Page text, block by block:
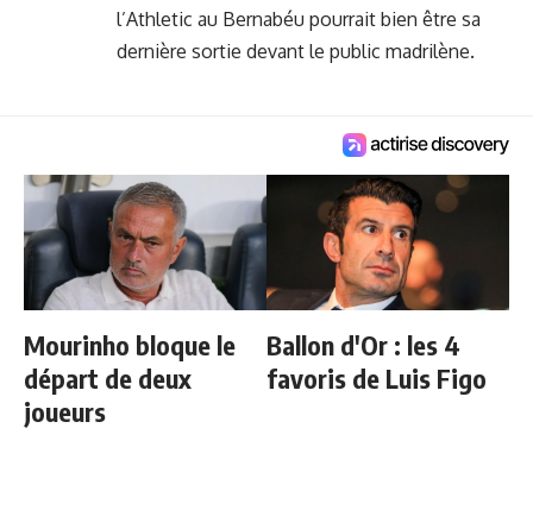
l’Athletic au Bernabéu pourrait bien être sa
dernière sortie devant le public madrilène.
Mourinho bloque le
départ de deux
joueurs
Ballon d'Or : les 4
favoris de Luis Figo